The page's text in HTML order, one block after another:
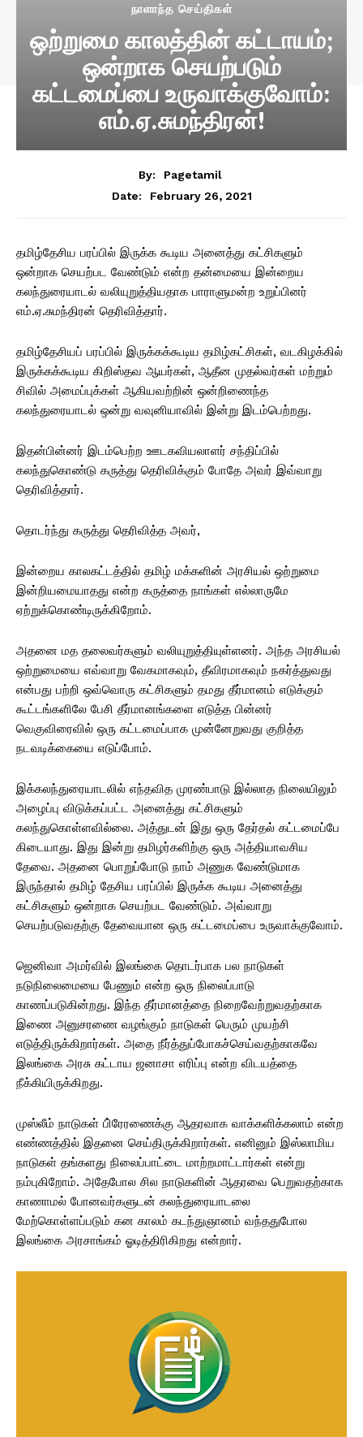
நாளாந்த செய்திகள்
ஒற்றுமை காலத்தின் கட்டாயம்;
ஒன்றாக செயற்படும்
கட்டமைப்பை உருவாக்குவோம்:
எம்.ஏ.சுமந்திரன்!
By:
Pagetamil
Date:
February 26, 2021
தமிழ்தேசிய பரப்பில் இருக்க கூடிய அனைத்து கட்சிகளும்
ஒன்றாக செயற்பட வேண்டும் என்ற தன்மையை இன்றைய
கலந்துரையாடல் வலியுறுத்தியதாக பாராளுமன்ற உறுப்பினர்
எம்.ஏ.சுமந்திரன் தெரிவித்தார்.
தமிழ்தேசியப் பரப்பில் இருக்கக்கூடிய தமிழ்கட்சிகள், வடகிழக்கில்
இருக்கக்கூடிய கிறிஸ்தவ ஆயர்கள், ஆதீன முதல்வர்கள் மற்றும்
சிவில் அமைப்புக்கள் ஆகியவற்றின் ஒன்றிணைந்த
கலந்துரையாடல் ஒன்று வவுனியாவில் இன்று இடம்பெற்றது.
இதன்பின்னர் இடம்பெற்ற ஊடகவியலாளர் சந்திப்பில்
கலந்துகொண்டு கருத்து தெரிவிக்கும் போதே அவர் இவ்வாறு
தெரிவித்தார்.
தொடர்ந்து கருத்து தெரிவித்த அவர்,
இன்றைய காலகட்டத்தில் தமிழ் மக்களின் அரசியல் ஒற்றுமை
இன்றியமையாதது என்ற கருத்தை நாங்கள் எல்லாருமே
ஏற்றுக்கொண்டிருக்கிறோம்.
அதனை மத தலைவர்களும் வலியுறுத்தியுள்ளனர். அந்த அரசியல்
ஒற்றுமையை எவ்வாறு வேகமாகவும், தீவிரமாகவும் நகர்த்துவது
என்பது பற்றி ஒவ்வொரு கட்சிகளும் தமது தீர்மானம் எடுக்கும்
கூட்டங்களிலே பேசி தீர்மானங்களை எடுத்த பின்னர்
வெகுவிரைவில் ஒரு கட்டமைப்பாக முன்னேறுவது குறித்த
நடவடிக்கையை எடுப்போம்.
இக்கலந்துரையாடலில் எந்தவித முரண்பாடு இல்லாத நிலையிலும்
அழைப்பு விடுக்கப்பட்ட அனைத்து கட்சிகளும்
கலந்துகொள்ளவில்லை. அத்துடன் இது ஒரு தேர்தல் கட்டமைப்பே
கிடையாது. இது இன்று தமிழர்களிற்கு ஒரு அத்தியாவசிய
தேவை. அதனை பொறுப்போடு நாம் அணுக வேண்டுமாக
இருந்தால் தமிழ் தேசிய பரப்பில் இருக்க கூடிய அனைத்து
கட்சிகளும் ஒன்றாக செயற்பட வேண்டும். அவ்வாறு
செயற்படுவதற்கு தேவையான ஒரு கட்டமைப்பை உருவாக்குவோம்.
ஜெனிவா அமர்வில் இலங்கை தொடர்பாக பல நாடுகள்
நடுநிலைமையை பேணும் என்ற ஒரு நிலைப்பாடு
காணப்படுகின்றது. இந்த தீர்மானத்தை நிறைவேற்றுவதற்காக
இணை அனுசரணை வழங்கும் நாடுகள் பெரும் முயற்சி
எடுத்திருக்கிறார்கள். அதை நீர்த்துப்போகச்செய்வதற்காகவே
இலங்கை அரசு கட்டாய ஜனாசா எரிப்பு என்ற விடயத்தை
நீக்கியிருக்கிறது.
முஸ்லீம் நாடுகள் பி்ரேரணைக்கு ஆதரவாக வாக்களிக்கலாம் என்ற
எண்ணத்தில் இதனை செய்திருக்கிறார்கள். எனினும் இஸ்லாமிய
நாடுகள் தங்களது நிலைப்பாட்டை மாற்றமாட்டார்கள் என்று
நம்புகிறோம். அதேபோல சில நாடுகளின் ஆதரவை பெறுவதற்காக
காணாமல் போனவர்களுடன் கலந்துரையாடலை
மேற்கொள்ளப்படும் கன காலம் கடந்துஞானம் வந்ததுபோல
இலங்கை அரசாங்கம் ஓடித்திரிகிறது என்றார்.